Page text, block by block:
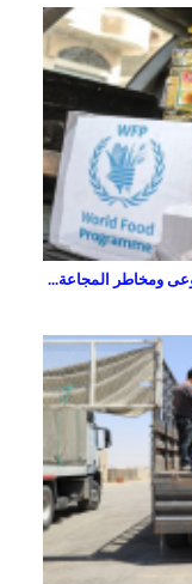
ومخاطر المجاعة...